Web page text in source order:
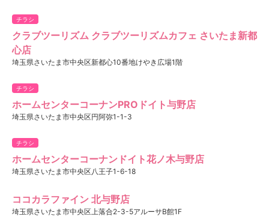
チラシ
クラブツーリズム クラブツーリズムカフェ さいたま新都
心店
埼玉県さいたま市中央区新都心10番地けやき広場1階
チラシ
ホームセンターコーナンPROドイト与野店
埼玉県さいたま市中央区円阿弥1-1-3
チラシ
ホームセンターコーナンドイト花ノ木与野店
埼玉県さいたま市中央区八王子1-6-18
ココカラファイン 北与野店
埼玉県さいたま市中央区上落合2-3-5アルーサB館1F